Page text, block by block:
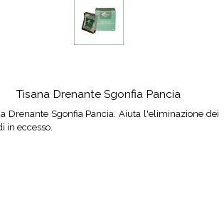
Tisana Drenante Sgonfia Pancia
Drenante Sgonfia Pancia. Aiuta l'eliminazione dei
in eccesso.